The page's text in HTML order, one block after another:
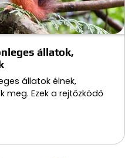
állatok,
állatok élnek,
meg. Ezek a rejtőzködő